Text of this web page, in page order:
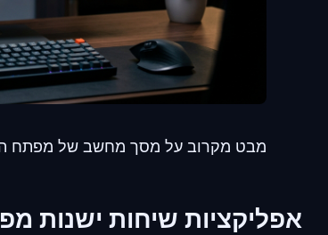
מבט מקרוב על מסך מחשב של מפתח
אפליקציות שיחות ישנות